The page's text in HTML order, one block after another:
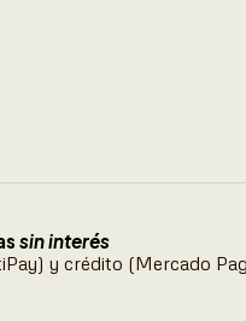
sin interés
y crédito (Mercado